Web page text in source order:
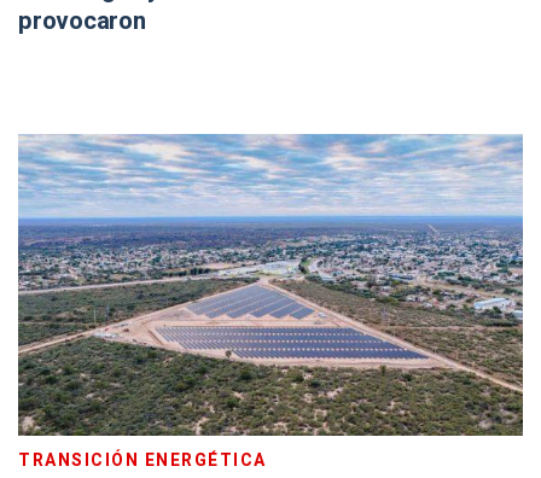
provocaron
TRANSICIÓN ENERGÉTICA